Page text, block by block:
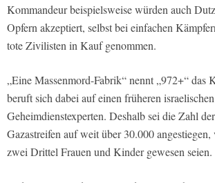
Kommandeur beispielsweise würden auch
Opfern akzeptiert, selbst bei einfachen
tote Zivilisten in Kauf genommen.
„Eine Massenmord-Fabrik“ nennt „972+“ das
beruft sich dabei auf einen früheren israelischen
Geheimdienstexperten. Deshalb sei die Zahl
Gazastreifen auf weit über 30.000 angestiegen,
zwei Drittel Frauen und Kinder gewesen seien.